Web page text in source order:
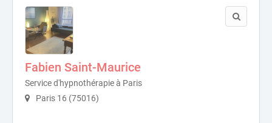
Fabien Saint-Maurice
Service d'hypnothérapie à Paris
Paris 16 (75016)